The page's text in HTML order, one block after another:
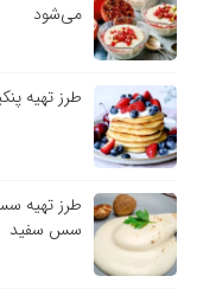
می‌شود
طرز تهیه
طرز تهیه
سس سفید